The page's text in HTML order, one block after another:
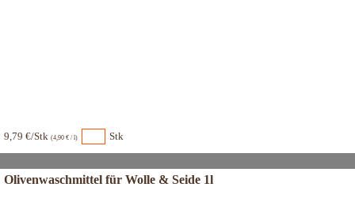
9,79 €/Stk (4,90 € / l) Stk
Olivenwaschmittel für Wolle & Seide 1l